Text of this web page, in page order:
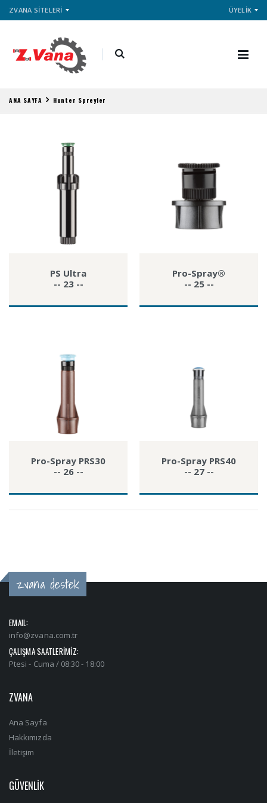
ZVANA SİTELERİ ÜYELİK
ANA SAYFA Hunter Spreyler
PS Ultra
-- 23 --
Pro-Spray®
-- 25 --
Pro-Spray PRS30
-- 26 --
Pro-Spray PRS40
-- 27 --
zvana destek
EMAIL:
info@zvana.com.tr
ÇALIŞMA SAATLERİMİZ:
Ptesi - Cuma / 08:30 - 18:00
ZVANA
Ana Sayfa
Hakkımızda
İletişim
GÜVENLİK